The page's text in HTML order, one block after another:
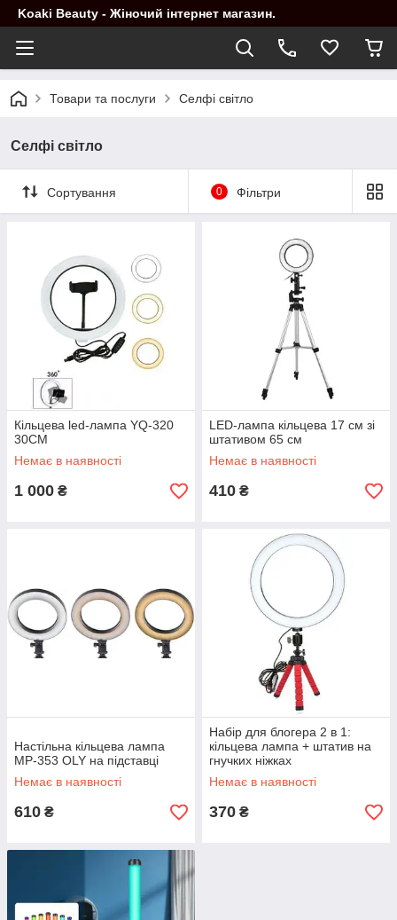
Koaki Beauty - Жіночий інтернет магазин.
Товари та послуги Селфі світло
Селфі світло
Сортування 0 Фільтри
Кільцева led-лампа YQ-320
30СМ
Немає в наявності
1 000 ₴
LED-лампа кільцева 17 см зі
штативом 65 см
Немає в наявності
410 ₴
Настільна кільцева лампа
MP-353 OLY на підставці
Немає в наявності
610 ₴
Набір для блогера 2 в 1:
кільцева лампа + штатив на
гнучких ніжках
Немає в наявності
370 ₴